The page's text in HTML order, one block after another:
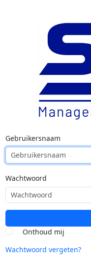
Gebruikersnaam
Wachtwoord
Onthoud mij
Wachtwoord vergeten?